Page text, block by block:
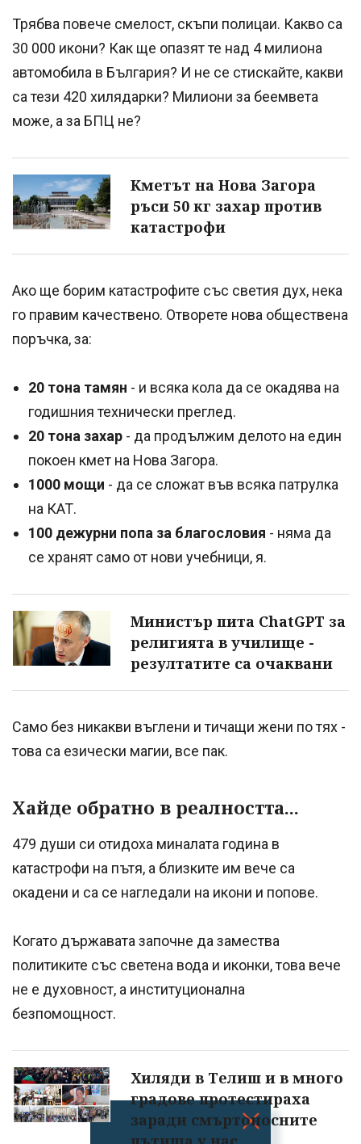
Трябва повече смелост, скъпи полицаи. Какво са
30 000 икони? Как ще опазят те над 4 милиона
автомобила в България? И не се стискайте, какви
са тези 420 хилядарки? Милиони за беемвета
може, а за БПЦ не?
Кметът на Нова Загора
ръси 50 кг захар против
катастрофи
Ако ще борим катастрофите със светия дух, нека
го правим качествено. Отворете нова обществена
поръчка, за:
20 тона тамян - и всяка кола да се окадява на
годишния технически преглед.
20 тона захар - да продължим делото на един
покоен кмет на Нова Загора.
1000 мощи - да се сложат във всяка патрулка
на КАТ.
100 дежурни попа за благословия - няма да
се хранят само от нови учебници, я.
Министър пита ChatGPT за
религията в училище -
резултатите са очаквани
Само без никакви въглени и тичащи жени по тях -
това са езически магии, все пак.
Хайде обратно в реалността...
479 души си отидоха миналата година в
катастрофи на пътя, а близките им вече са
окадени и са се нагледали на икони и попове.
Когато държавата започне да замества
политиките със светена вода и иконки, това вече
не е духовност, а институционална
безпомощност.
Хиляди в Телиш и в много
градове протестираха
заради смъртоносните